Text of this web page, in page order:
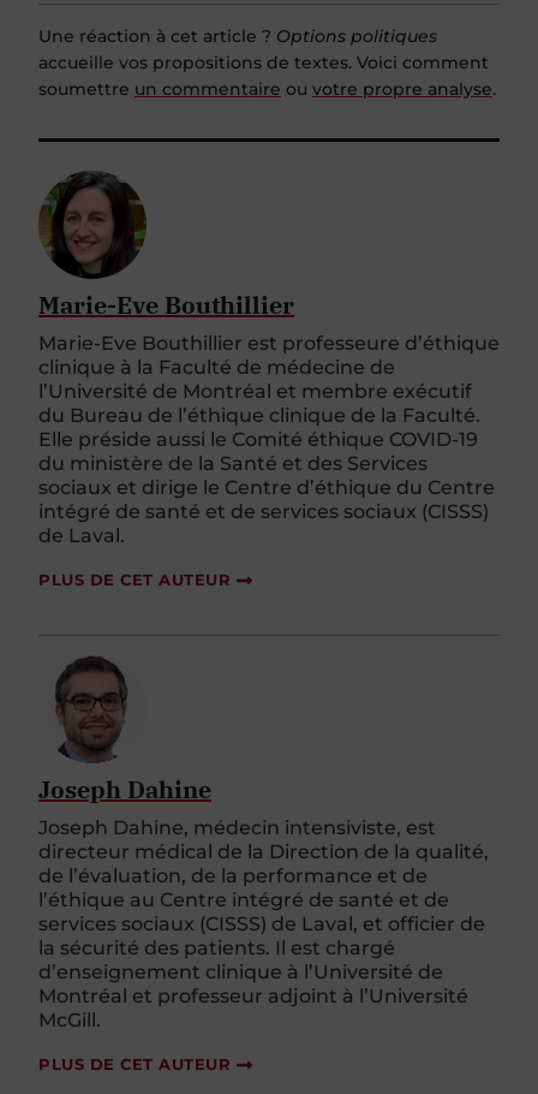
Une réaction à cet article ? Options politiques
accueille vos propositions de textes. Voici comment
soumettre un commentaire ou votre propre analyse.
Marie-Eve Bouthillier
Marie-Eve Bouthillier est professeure d’éthique
clinique à la Faculté de médecine de
l’Université de Montréal et membre exécutif
du Bureau de l’éthique clinique de la Faculté.
Elle préside aussi le Comité éthique COVID-19
du ministère de la Santé et des Services
sociaux et dirige le Centre d’éthique du Centre
intégré de santé et de services sociaux (CISSS)
de Laval.
PLUS DE CET AUTEUR
Joseph Dahine
Joseph Dahine, médecin intensiviste, est
directeur médical de la Direction de la qualité,
de l’évaluation, de la performance et de
l’éthique au Centre intégré de santé et de
services sociaux (CISSS) de Laval, et officier de
la sécurité des patients. Il est chargé
d’enseignement clinique à l’Université de
Montréal et professeur adjoint à l’Université
McGill.
PLUS DE CET AUTEUR